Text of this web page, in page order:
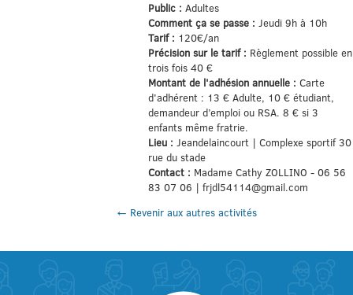
Public :Adultes
Comment ça se passe :Jeudi 9h à 10h
Tarif : 120€/an
Précision sur le tarif : Règlement possible en
trois fois 40 €
Montant de l'adhésion annuelle :Carte
d'adhérent : 13 € Adulte, 10 € étudiant,
demandeur d’emploi ou RSA. 8 € si 3
enfants même fratrie.
Lieu :Jeandelaincourt | Complexe sportif 30
rue du stade
Contact : Madame Cathy ZOLLINO - 06 56
83 07 06 | frjdl54114@gmail.com
← Revenir aux autres activités